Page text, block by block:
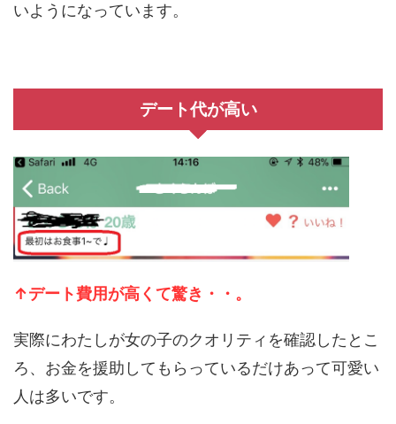
いようになっています。
デート代が高い
↑デート費用が高くて驚き・・。
実際にわたしが女の子のクオリティを確認したとこ
ろ、お金を援助してもらっているだけあって可愛い
人は多いです。